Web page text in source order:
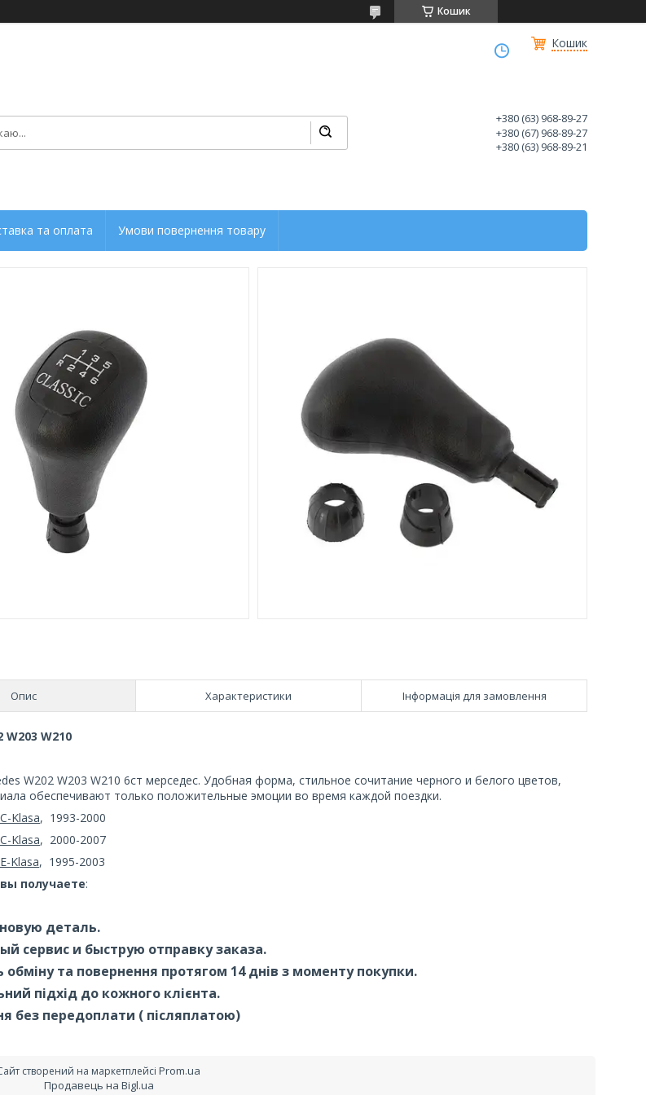
Кошик
Кошик
+380 (63) 968-89-27
+380 (67) 968-89-27
+380 (63) 968-89-21
та оплата Умови повернення товару
Опис Характеристики Інформація для замовлення
W203 W210
W202 W203 W210 6ст мерседес. Удобная форма, стильное сочитание черного и белого цветов,
обеспечивают только положительные эмоции во время каждой поездки.
Klasa, 1993-2000
Klasa, 2000-2007
Klasa, 1995-2003
получаете:
деталь.
сервис и быструю отправку заказа.
та повернення протягом 14 днів з моменту покупки.
підхід до кожного клієнта.
без передоплати ( післяплатою)
створений на маркетплейсі Prom.ua
Продавець на Bigl.ua